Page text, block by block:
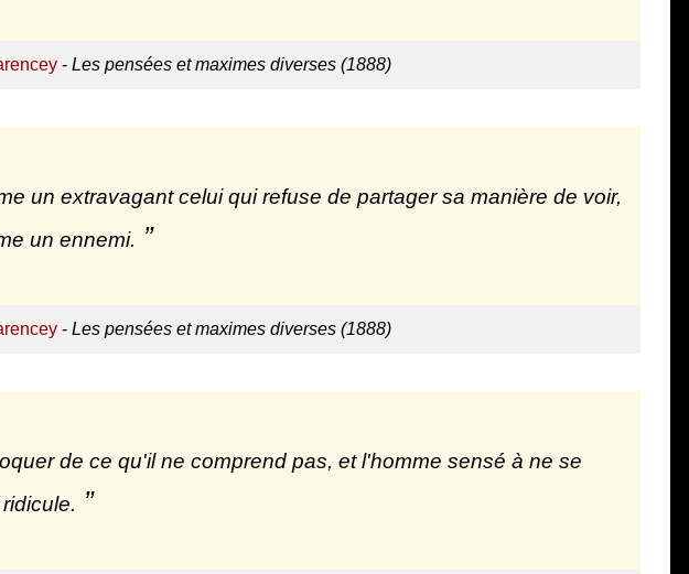
- Les pensées et maximes diverses (1888)
un extravagant celui qui refuse de partager sa manière de voir,
un ennemi.
- Les pensées et maximes diverses (1888)
de ce qu'il ne comprend pas, et l'homme sensé à ne se